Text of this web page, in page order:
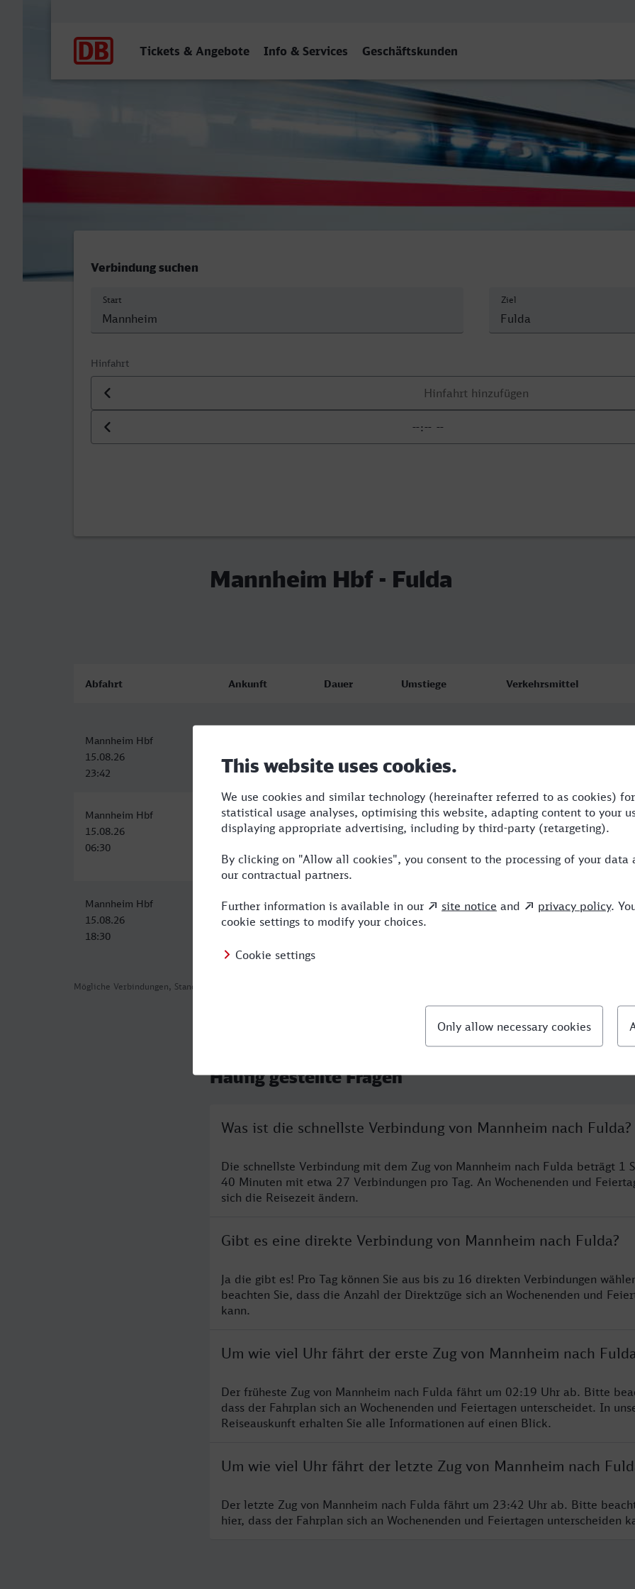
Tickets & Angebote Info & Services Geschäftskunden
Verbindung suchen
Start Ziel
Hinfahrt
Datum der Hinfahrt
Uhrzeit der Hinfahrt
Mannheim Hbf - Fulda
Mögliche Verbindungen, Stand: 2026-08-01 00:52
Abfahrt Ankunft Dauer Umstiege Verkehrsmittel
Mannheim Hbf
15.08.26
23:42
16.08.26
01:22
Mannheim Hbf
15.08.26
06:30
Fulda
15.08.26
1:42 0 ICE
Mannheim Hbf
15.08.26
18:30
Fulda
15.08.26
1:42 0 ICE
Häufig gestellte Fragen
Was ist die schnellste Verbindung von Mannheim nach Fulda?
Die schnellste Verbindung mit dem Zug von Mannheim nach Fulda beträgt 1
40 Minuten mit etwa 27 Verbindungen pro Tag. An Wochenenden und
sich die Reisezeit ändern.
Gibt es eine direkte Verbindung von Mannheim nach Fulda?
Ja die gibt es! Pro Tag können Sie aus bis zu 16 direkten Verbindungen
beachten Sie, dass die Anzahl der Direktzüge sich an Wochenenden und
kann.
Um wie viel Uhr fährt der erste Zug von Mannheim nach
Der früheste Zug von Mannheim nach Fulda fährt um 02:19 Uhr ab. Bitte
dass der Fahrplan sich an Wochenenden und Feiertagen unterscheidet. In
Reiseauskunft erhalten Sie alle Informationen auf einen Blick.
Um wie viel Uhr fährt der letzte Zug von Mannheim nach
Der letzte Zug von Mannheim nach Fulda fährt um 23:42 Uhr ab. Bitte
hier, dass der Fahrplan sich an Wochenenden und Feiertagen unterscheiden